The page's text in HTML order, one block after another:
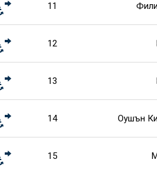
11
12
13
14 Оушън
15